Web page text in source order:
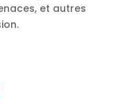
et autres